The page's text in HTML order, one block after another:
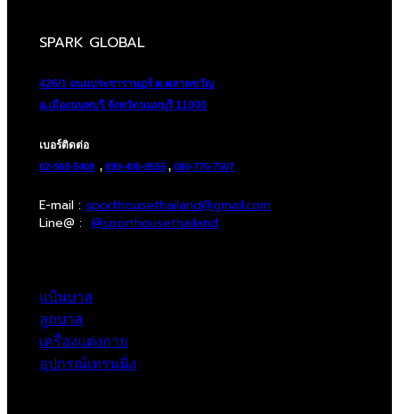
SPARK GLOBAL
426/1 ถนนประชาราษฎร์ ต.ตลาดขวัญ
อ.เมืองนนทบุรี จังหวัดนนทบุรี 11000
เบอร์ติดต่อ
02-968-5409 , 099-490-8555 , 086-776-7507
E-mail : sporthousethailand@gmail.com
Line@ : @sporthousethailand
แป้นบาส
ลูกบาส
เครื่องแต่งกาย
อุปกรณ์เทรนนิ่ง